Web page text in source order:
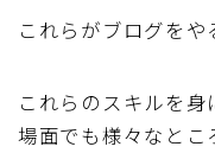
これらがブログをや
これらのスキルを
場面でも様々なとこ